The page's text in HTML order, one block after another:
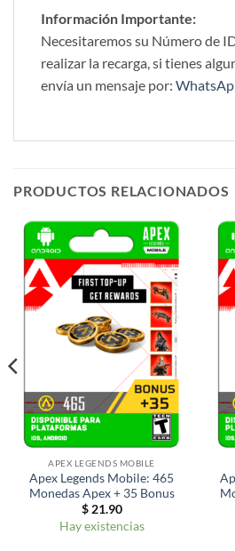
Información Importante:
Necesitaremos su Número de
realizar la recarga, si tienes
envía un mensaje por:
PRODUCTOS RELACIONADOS
APEX LEGENDS MOBILE
Apex Legends Mobile: 465
Monedas Apex + 35 Bonus
$21.90
Hay existencias